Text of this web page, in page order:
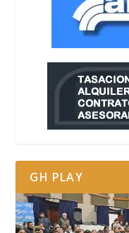
GH PLAY